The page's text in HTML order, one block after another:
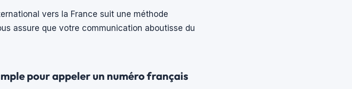
vers la France suit une méthode
assure que votre communication aboutisse du
pour appeler un numéro français